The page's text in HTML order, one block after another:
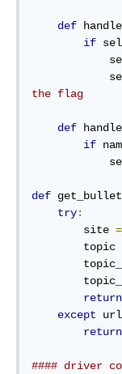
def
if
the flag
def
if
def
try:
        site
=
        topic
return
except
return
#### driver